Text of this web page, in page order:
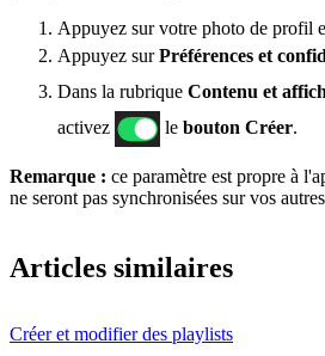
Appuyez sur votre photo de profil
Appuyez surPréférences et
Dans la rubrique Contenu et
activez
le bouton Créer.
Remarque : ce paramètre est propre à
ne seront pas synchronisées sur vos
Articles similaires
Créer et modifier des playlists